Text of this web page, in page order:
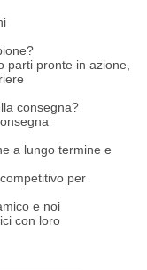
parti pronte in azione,
consegna?
a lungo termine e
per
e noi
con loro